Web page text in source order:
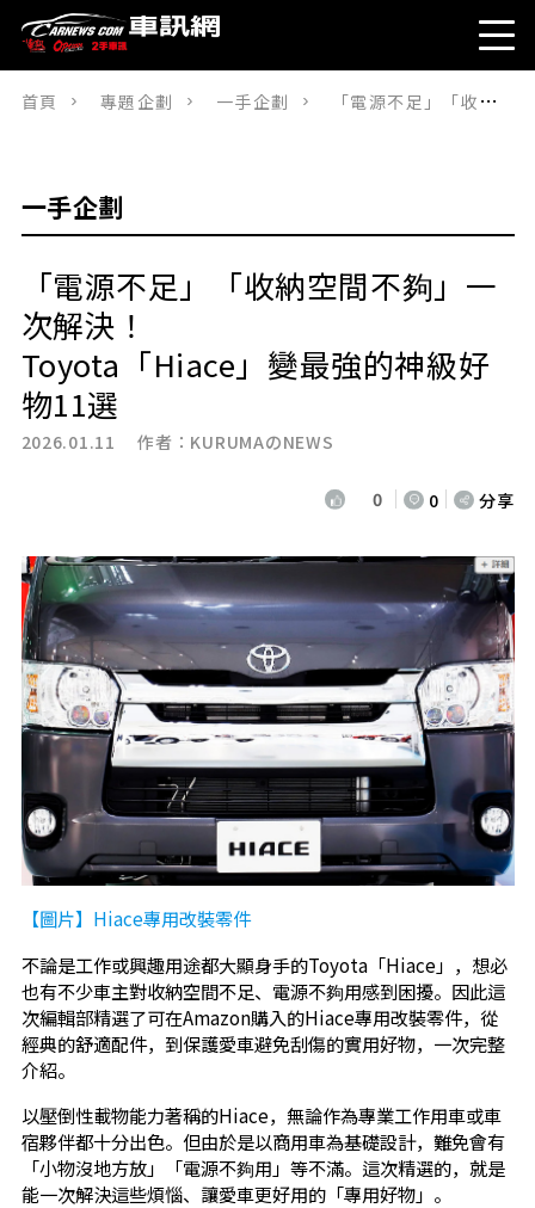
首頁 專題企劃 一手企劃 「電源不足」「收納空間不夠」一次解決！ Toyota「Hiace」變最強的神級好物11選
一手企劃
「電源不足」「收納空間不夠」一
次解決！
Toyota「Hiace」變最強的神級好
物11選
2026.01.11 作者： KURUMAのNEWS
0 0 分享
【圖片】Hiace專用改裝零件
不論是工作或興趣用途都大顯身手的Toyota「Hiace」，想必
也有不少車主對收納空間不足、電源不夠用感到困擾。因此這
次編輯部精選了可在Amazon購入的Hiace專用改裝零件，從
經典的舒適配件，到保護愛車避免刮傷的實用好物，一次完整
介紹。
以壓倒性載物能力著稱的Hiace，無論作為專業工作用車或車
宿夥伴都十分出色。但由於是以商用車為基礎設計，難免會有
「小物沒地方放」「電源不夠用」等不滿。這次精選的，就是
能一次解決這些煩惱、讓愛車更好用的「專用好物」。